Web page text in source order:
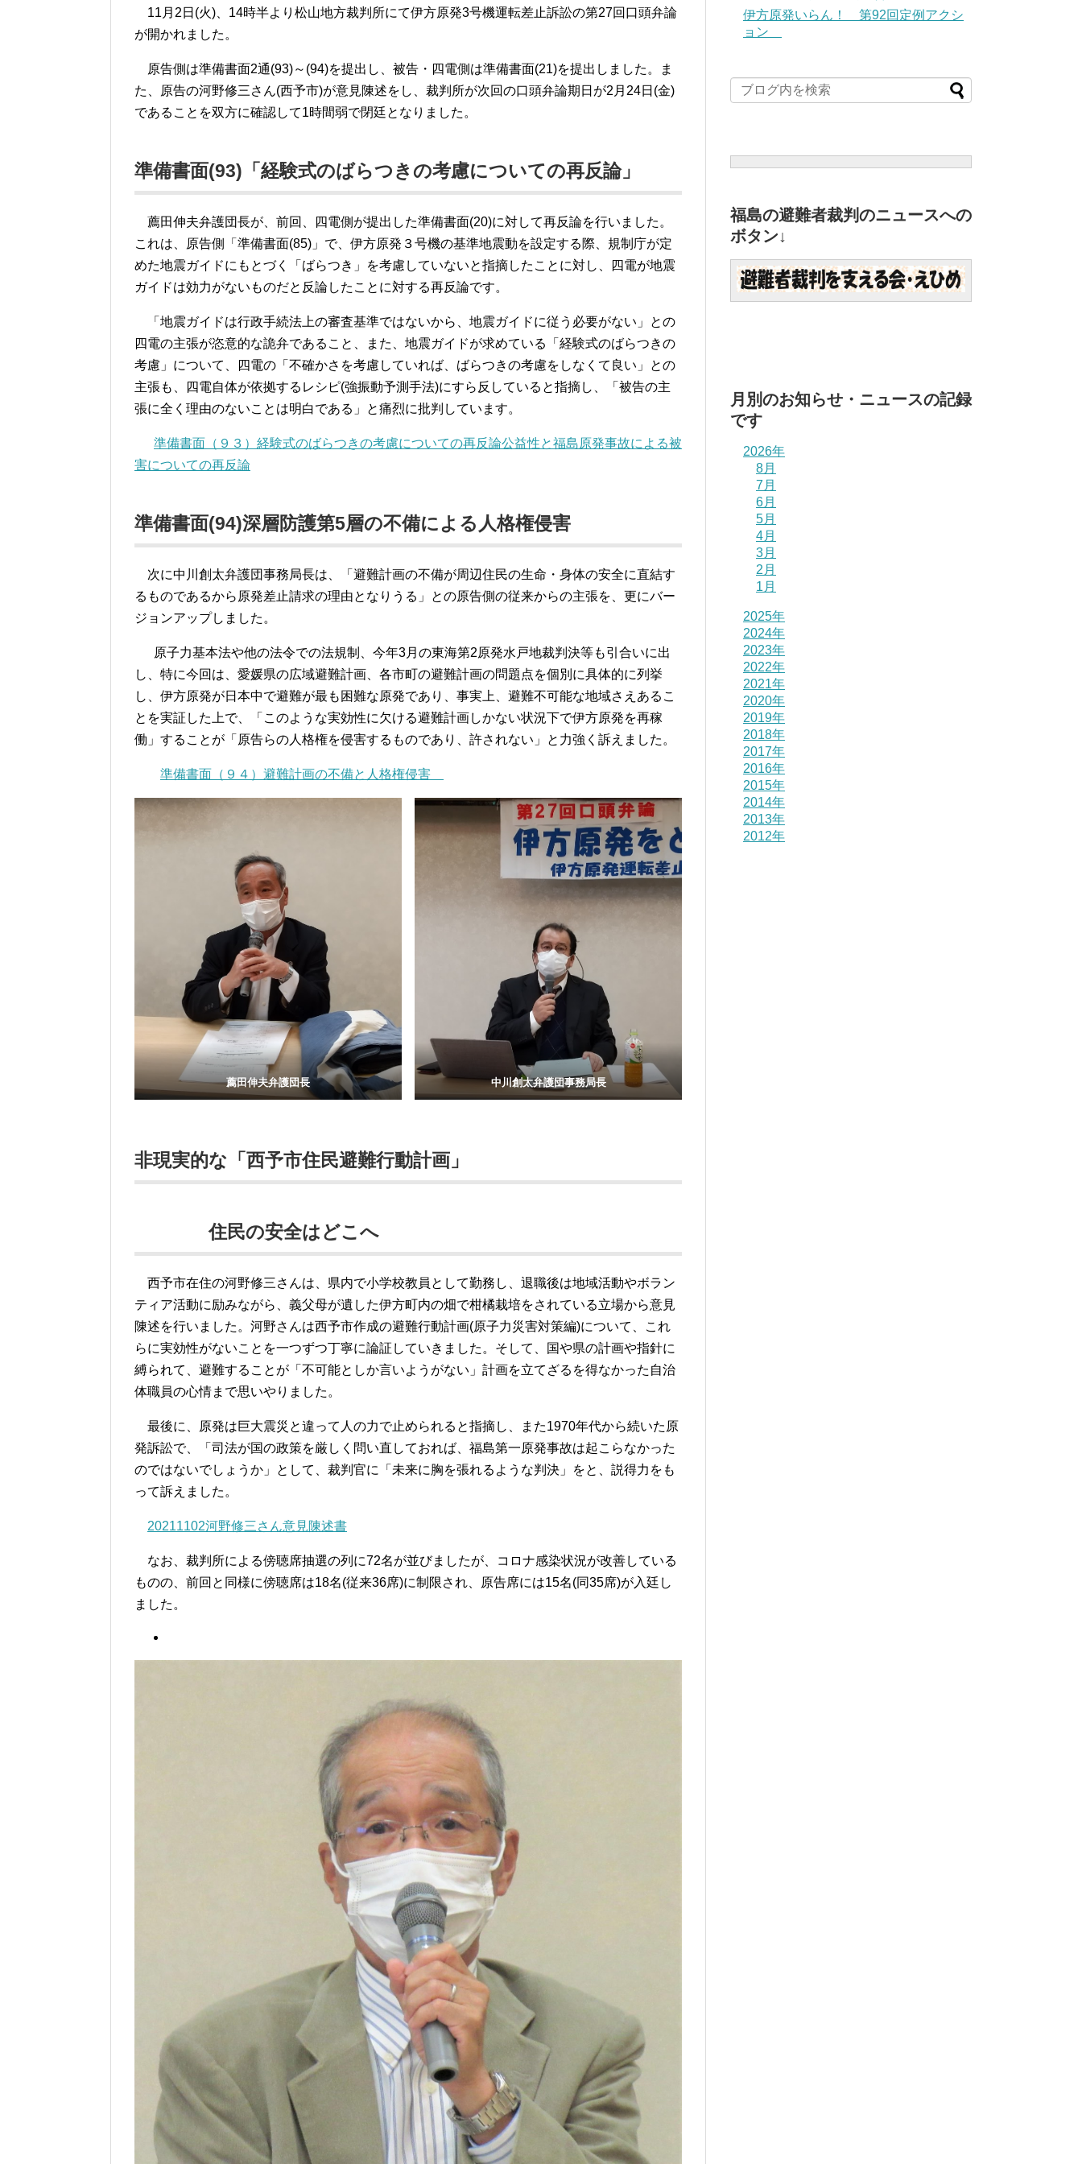
11月2日(火)、14時半より松山地方裁判所にて伊方原発3号機運転差止訴訟の第27回口頭弁論
が開かれました。
原告側は準備書面2通(93)～(94)を提出し、被告・四電側は準備書面(21)を提出しました。ま
た、原告の河野修三さん(西予市)が意見陳述をし、裁判所が次回の口頭弁論期日が2月24日(金)
であることを双方に確認して1時間弱で閉廷となりました。
準備書面(93)「経験式のばらつきの考慮についての再反論」
薦田伸夫弁護団長が、前回、四電側が提出した準備書面(20)に対して再反論を行いました。
これは、原告側「準備書面(85)」で、伊方原発３号機の基準地震動を設定する際、規制庁が定
めた地震ガイドにもとづく「ばらつき」を考慮していないと指摘したことに対し、四電が地震
ガイドは効力がないものだと反論したことに対する再反論です。
「地震ガイドは行政手続法上の審査基準ではないから、地震ガイドに従う必要がない」との
四電の主張が恣意的な詭弁であること、また、地震ガイドが求めている「経験式のばらつきの
考慮」について、四電の「不確かさを考慮していれば、ばらつきの考慮をしなくて良い」との
主張も、四電自体が依拠するレシピ(強振動予測手法)にすら反していると指摘し、「被告の主
張に全く理由のないことは明白である」と痛烈に批判しています。
準備書面（９３）経験式のばらつきの考慮についての再反論公益性と福島原発事故による被
害についての再反論
準備書面(94)深層防護第5層の不備による人格権侵害
次に中川創太弁護団事務局長は、「避難計画の不備が周辺住民の生命・身体の安全に直結す
るものであるから原発差止請求の理由となりうる」との原告側の従来からの主張を、更にバー
ジョンアップしました。
原子力基本法や他の法令での法規制、今年3月の東海第2原発水戸地裁判決等も引合いに出
し、特に今回は、愛媛県の広域避難計画、各市町の避難計画の問題点を個別に具体的に列挙
し、伊方原発が日本中で避難が最も困難な原発であり、事実上、避難不可能な地域さえあるこ
とを実証した上で、「このような実効性に欠ける避難計画しかない状況下で伊方原発を再稼
働」することが「原告らの人格権を侵害するものであり、許されない」と力強く訴えました。
準備書面（９４）避難計画の不備と人格権侵害
薦田伸夫弁護団長 中川創太弁護団事務局長
非現実的な「西予市住民避難行動計画」
住民の安全はどこへ
西予市在住の河野修三さんは、県内で小学校教員として勤務し、退職後は地域活動やボラン
ティア活動に励みながら、義父母が遺した伊方町内の畑で柑橘栽培をされている立場から意見
陳述を行いました。河野さんは西予市作成の避難行動計画(原子力災害対策編)について、これ
らに実効性がないことを一つずつ丁寧に論証していきました。そして、国や県の計画や指針に
縛られて、避難することが「不可能としか言いようがない」計画を立てざるを得なかった自治
体職員の心情まで思いやりました。
最後に、原発は巨大震災と違って人の力で止められると指摘し、また1970年代から続いた原
発訴訟で、「司法が国の政策を厳しく問い直しておれば、福島第一原発事故は起こらなかった
のではないでしょうか」として、裁判官に「未来に胸を張れるような判決」をと、説得力をも
って訴えました。
20211102河野修三さん意見陳述書
なお、裁判所による傍聴席抽選の列に72名が並びましたが、コロナ感染状況が改善している
ものの、前回と同様に傍聴席は18名(従来36席)に制限され、原告席には15名(同35席)が入廷し
ました。
伊方原発いらん！ 第92回定例アクシ
ョン
福島の避難者裁判のニュースへの
ボタン↓
月別のお知らせ・ニュースの記録
です
2026年
8月
7月
6月
5月
4月
3月
2月
1月
2025年
2024年
2023年
2022年
2021年
2020年
2019年
2018年
2017年
2016年
2015年
2014年
2013年
2012年